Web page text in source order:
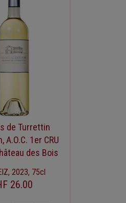
de Turrettin
A.O.C. 1er CRU
des Bois
2023, 75cl
26.00